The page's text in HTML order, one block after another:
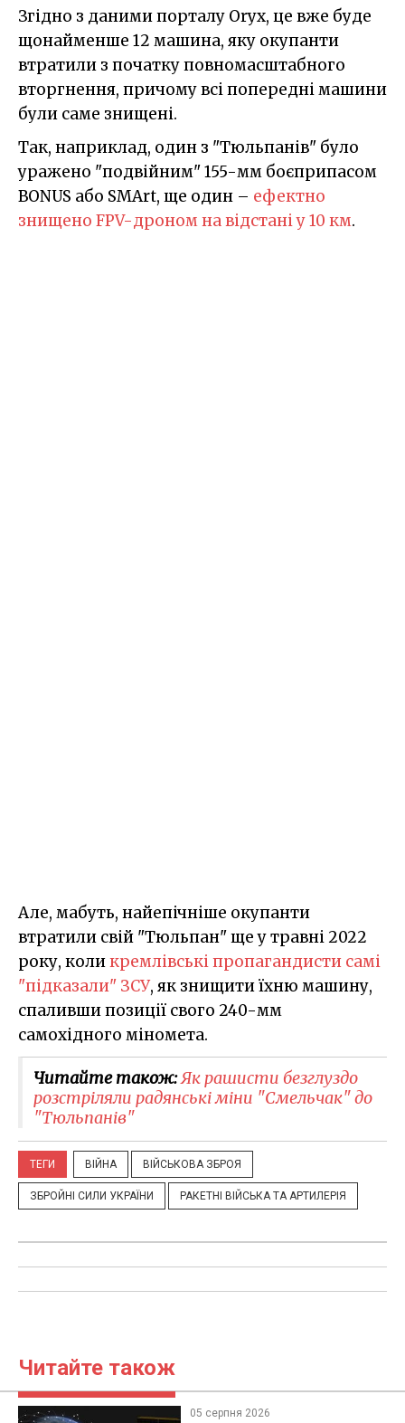
Згідно з даними порталу Oryx, це вже буде
щонайменше 12 машина, яку окупанти
втратили з початку повномасштабного
вторгнення, причому всі попередні машини
були саме знищені.
Так, наприклад, один з "Тюльпанів" було
уражено "подвійним" 155-мм боєприпасом
BONUS або SMArt, ще один – ефектно
знищено FPV-дроном на відстані у 10 км.
Але, мабуть, найепічніше окупанти
втратили свій "Тюльпан" ще у травні 2022
року, коликремлівські пропагандисти самі
"підказали" ЗСУ, як знищити їхню машину,
спаливши позиції свого 240-мм
самохідного міномета.
Читайте також:Як рашисти безглуздо
розстріляли радянські міни "Смельчак" до
"Тюльпанів"
ТЕГИ ВІЙНА ВІЙСЬКОВА ЗБРОЯ
ЗБРОЙНІ СИЛИ УКРАЇНИ РАКЕТНІ ВІЙСЬКА ТА АРТИЛЕРІЯ
Читайте також
05 серпня 2026